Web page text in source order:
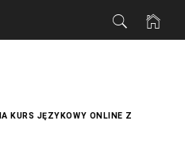
KURS JĘZYKOWY ONLINE Z